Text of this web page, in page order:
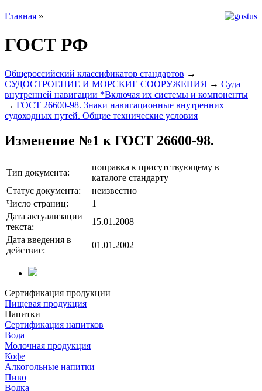
Главная »
ГОСТ РФ
Общероссийский классификатор стандартов →
СУДОСТРОЕНИЕ И МОРСКИЕ СООРУЖЕНИЯ → Суда
внутренней навигации *Включая их системы и компоненты
→ ГОСТ 26600-98. Знаки навигационные внутренних
судоходных путей. Общие технические условия
Изменение №1 к ГОСТ 26600-98.
Тип документа:
поправка к присутствующему в
каталоге стандарту
Статус документа:
неизвестно
Число страниц:
1
Дата актуализации
текста:
15.01.2008
Дата введения в
действие:
01.01.2002
Сертификация продукции
Пищевая продукция
Напитки
Сертификация напитков
Вода
Молочная продукция
Кофе
Алкогольные напитки
Пиво
Водка